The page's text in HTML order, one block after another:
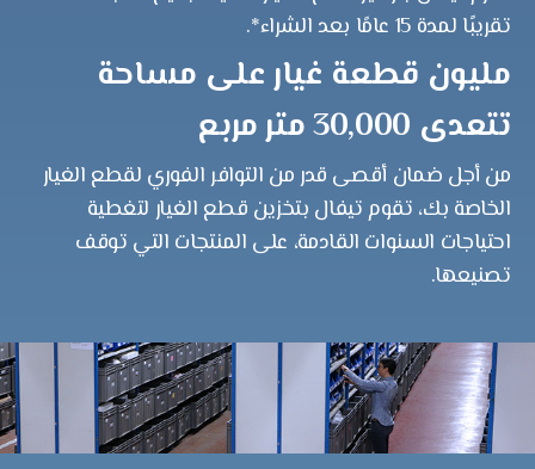
تقريبًا لمدة 15 عامًا بعد الشراء*.
مليون قطعة غيار على مساحة
تتعدى 30,000 متر مربع
من أجل ضمان أقصى قدر من التوافر الفوري لقطع الغيار
الخاصة بك، تقوم تيفال بتخزين قطع الغيار لتغطية
احتياجات السنوات القادمة، على المنتجات التي توقف
تصنيعها.